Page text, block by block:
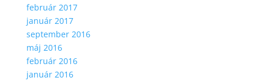
február 2017
január 2017
september 2016
máj 2016
február 2016
január 2016